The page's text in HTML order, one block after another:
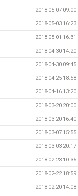
2018-05-07 09:00
2018-05-03 16:23
2018-05-01 16:31
2018-04-30 14:20
2018-04-30 09:45
2018-04-25 18:58
2018-04-16 13:20
2018-03-20 20:00
2018-03-20 16:40
2018-03-07 15:55
2018-03-03 20:17
2018-02-23 10:35
2018-02-22 18:59
2018-02-20 14:08